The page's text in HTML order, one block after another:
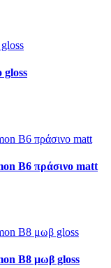
B6 πράσινο matt
B8 μωβ gloss